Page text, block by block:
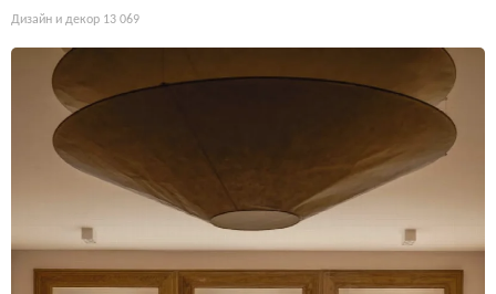
Дизайн и декор 13 069